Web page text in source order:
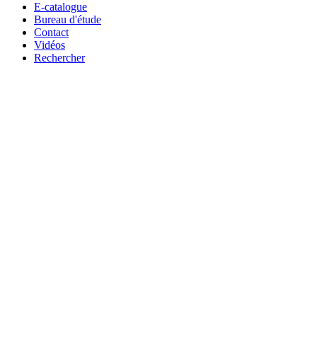
E-catalogue
Bureau d'étude
Contact
Vidéos
Rechercher